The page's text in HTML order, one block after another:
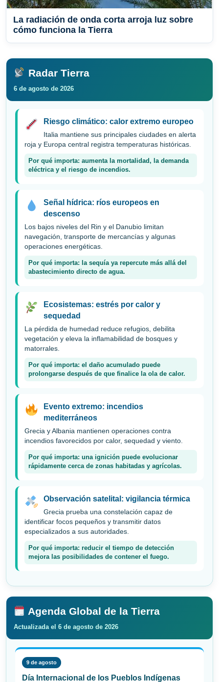
La radiación de onda corta arroja luz sobre
cómo funciona la Tierra
Radar Tierra
6 de agosto de 2026
Riesgo climático: calor extremo europeo
Italia mantiene sus principales ciudades en alerta
roja y Europa central registra temperaturas históricas.
Por qué importa: aumenta la mortalidad, la demanda
eléctrica y el riesgo de incendios.
Señal hídrica: ríos europeos en
descenso
Los bajos niveles del Rin y el Danubio limitan
navegación, transporte de mercancías y algunas
operaciones energéticas.
Por qué importa: la sequía ya repercute más allá del
abastecimiento directo de agua.
Ecosistemas: estrés por calor y
sequedad
La pérdida de humedad reduce refugios, debilita
vegetación y eleva la inflamabilidad de bosques y
matorrales.
Por qué importa: el daño acumulado puede
prolongarse después de que finalice la ola de calor.
Evento extremo: incendios
mediterráneos
Grecia y Albania mantienen operaciones contra
incendios favorecidos por calor, sequedad y viento.
Por qué importa: una ignición puede evolucionar
rápidamente cerca de zonas habitadas y agrícolas.
Observación satelital: vigilancia térmica
Grecia prueba una constelación capaz de
identificar focos pequeños y transmitir datos
especializados a sus autoridades.
Por qué importa: reducir el tiempo de detección
mejora las posibilidades de contener el fuego.
Agenda Global de la Tierra
Actualizada el 6 de agosto de 2026
9 de agosto
Día Internacional de los Pueblos Indígenas